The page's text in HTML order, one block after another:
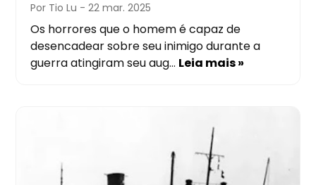
Por Tio Lu - 22 mar. 2025
Os horrores que o homem é capaz de
desencadear sobre seu inimigo durante a
guerra atingiram seu aug… Leia mais »